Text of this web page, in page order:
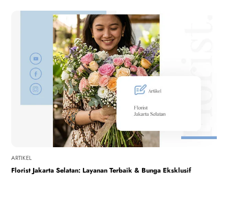
ARTIKEL
Florist Jakarta Selatan: Layanan Terbaik & Bunga Eksklusif